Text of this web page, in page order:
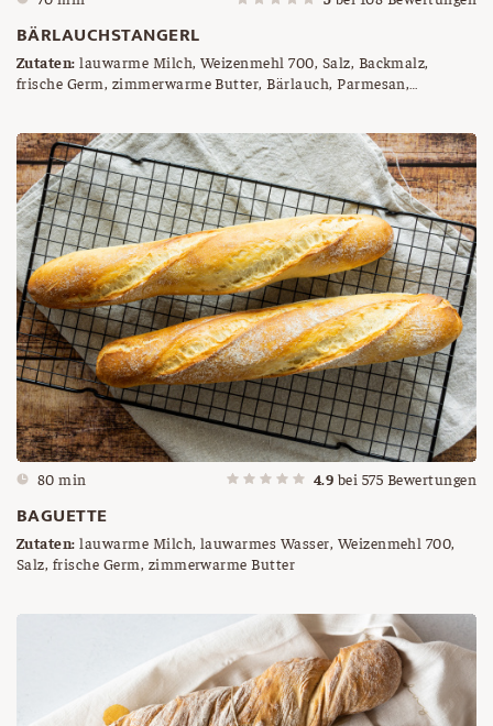
BÄRLAUCHSTANGERL
Zutaten: lauwarme Milch, Weizenmehl 700, Salz, Backmalz,
frische Germ, zimmerwarme Butter, Bärlauch, Parmesan,
80 min 4.9 bei 575 Bewertungen
BAGUETTE
Zutaten: lauwarme Milch, lauwarmes Wasser, Weizenmehl 700,
Salz, frische Germ, zimmerwarme Butter